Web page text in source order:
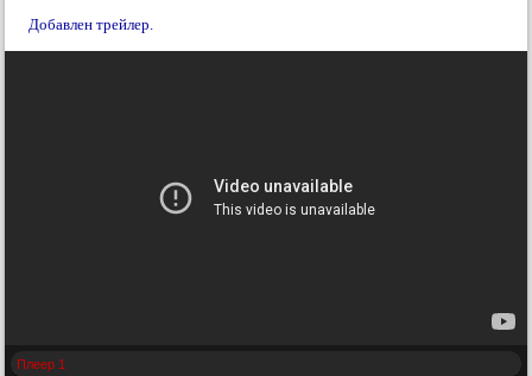
Добавлен трейлер.
Плеер 1